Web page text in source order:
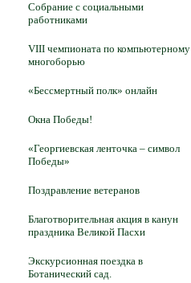
Собрание с социальными
работниками
VIII чемпионата по компьютерному
многоборью
«Бессмертный полк» онлайн
Окна Победы!
«Георгиевская ленточка – символ
Победы»
Поздравление ветеранов
Благотворительная акция в канун
праздника Великой Пасхи
Экскурсионная поездка в
Ботанический сад.